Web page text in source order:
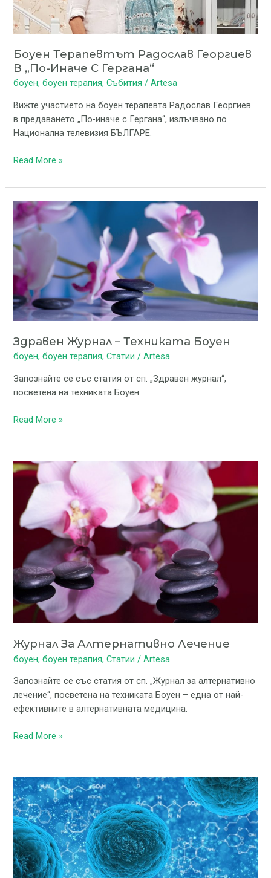
Боуен Терапевтът Радослав Георгиев
В „По-Иначе С Гергана“
боуен,боуен терапия,Събития /Artesa
Вижте участието на боуен терапевта Радослав Георгиев
в предаването „По-иначе с Гергана“, излъчвано по
Национална телевизия БЪЛГАРЕ.
с
Гергана“
Read More »
Здравен Журнал – Техниката Боуен
боуен,боуен терапия,Статии /Artesa
Запознайте се със статия от сп. „Здравен журнал“,
посветена на техниката Боуен.
Здравен
журнал
–
Техниката
Боуен
Read More »
Журнал За Алтернативно Лечение
боуен,боуен терапия,Статии /Artesa
Запознайте се със статия от сп. „Журнал за алтернативно
лечение“, посветена на техниката Боуен – една от най-
ефективните в алтернативната медицина.
Журнал
алтернативно
лечение
Read More »
Клетъчна
промяна
с
Техниката
Боуен